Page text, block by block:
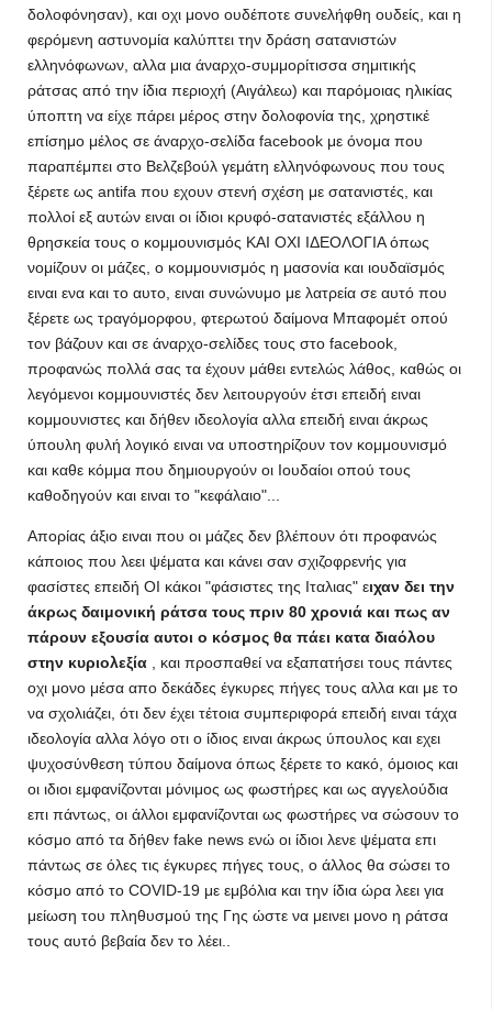
δολοφόνησαν), και οχι μονο ουδέποτε συνελήφθη ουδείς, και η
φερόμενη αστυνομία καλύπτει την δράση σατανιστών
ελληνόφωνων, αλλα μια άναρχο-συμμορίτισσα σημιτικής
ράτσας από την ίδια περιοχή (Αιγάλεω) και παρόμοιας ηλικίας
ύποπτη να είχε πάρει μέρος στην δολοφονία της, χρηστικέ
επίσημο μέλος σε άναρχο-σελίδα facebook με όνομα που
παραπέμπει στο Βελζεβούλ γεμάτη ελληνόφωνους που τους
ξέρετε ως antifa που εχουν στενή σχέση με σατανιστές, και
πολλοί εξ αυτών ειναι οι ίδιοι κρυφό-σατανιστές εξάλλου η
θρησκεία τους ο κομμουνισμός ΚΑΙ ΟΧΙ ΙΔΕΟΛΟΓΙΑ όπως
νομίζουν οι μάζες, ο κομμουνισμός η μασονία και ιουδαϊσμός
ειναι ενα και το αυτο, ειναι συνώνυμο με λατρεία σε αυτό που
ξέρετε ως τραγόμορφου, φτερωτού δαίμονα Μπαφομέτ οπού
τον βάζουν και σε άναρχο-σελίδες τους στο facebook,
προφανώς πολλά σας τα έχουν μάθει εντελώς λάθος, καθώς οι
λεγόμενοι κομμουνιστές δεν λειτουργούν έτσι επειδή ειναι
κομμουνιστες και δήθεν ιδεολογία αλλα επειδή ειναι άκρως
ύπουλη φυλή λογικό ειναι να υποστηρίζουν τον κομμουνισμό
και καθε κόμμα που δημιουργούν οι Ιουδαίοι οπού τους
καθοδηγούν και ειναι το "κεφάλαιο"...
Απορίας άξιο ειναι που οι μάζες δεν βλέπουν ότι προφανώς
κάποιος που λεει ψέματα και κάνει σαν σχιζοφρενής για
φασίστες επειδή ΟΙ κάκοι "φάσιστες της Ιταλιας" ειχαν δει την
άκρως δαιμονική ράτσα τους πριν 80 χρονιά και πως αν
πάρουν εξουσία αυτοι ο κόσμος θα πάει κατα διαόλου
στην κυριολεξία , και προσπαθεί να εξαπατήσει τους πάντες
οχι μονο μέσα απο δεκάδες έγκυρες πήγες τους αλλα και με το
να σχολιάζει, ότι δεν έχει τέτοια συμπεριφορά επειδή ειναι τάχα
ιδεολογία αλλα λόγο οτι ο ίδιος ειναι άκρως ύπουλος και εχει
ψυχοσύνθεση τύπου δαίμονα όπως ξέρετε το κακό, όμοιος και
οι ιδιοι εμφανίζονται μόνιμος ως φωστήρες και ως αγγελούδια
επι πάντως, οι άλλοι εμφανίζονται ως φωστήρες να σώσουν το
κόσμο από τα δήθεν fake news ενώ οι ίδιοι λενε ψέματα επι
πάντως σε όλες τις έγκυρες πήγες τους, ο άλλος θα σώσει το
κόσμο από το COVID-19 με εμβόλια και την ίδια ώρα λεει για
μείωση του πληθυσμού της Γης ώστε να μεινει μονο η ράτσα
τους αυτό βεβαία δεν το λέει..